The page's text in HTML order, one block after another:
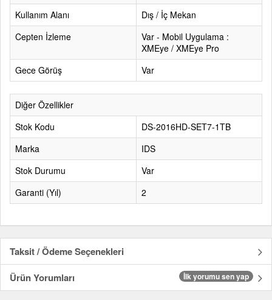
Kullanım Alanı
Dış / İç Mekan
Cepten İzleme
Var - Mobil Uygulama :
XMEye / XMEye Pro
Gece Görüş
Var
Diğer Özellikler
Stok Kodu
DS-2016HD-SET7-1TB
Marka
IDS
Stok Durumu
Var
Garanti (Yıl)
2
Taksit / Ödeme Seçenekleri
Ürün Yorumları
İlk yorumu sen yap